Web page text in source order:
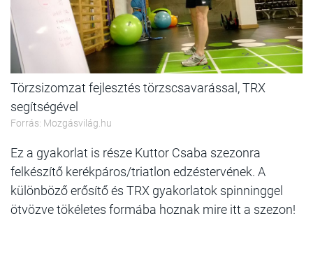
Törzsizomzat fejlesztés törzscsavarással, TRX
segítségével
Forrás: Mozgásvilág.hu
Ez a gyakorlat is része Kuttor Csaba szezonra
felkészítő kerékpáros/triatlon edzéstervének. A
különböző erősítő és TRX gyakorlatok spinninggel
ötvözve tökéletes formába hoznak mire itt a szezon!